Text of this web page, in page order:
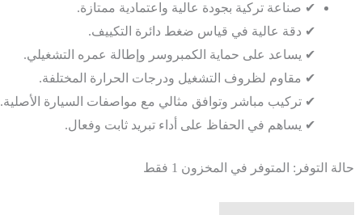
✔ صناعة تركية بجودة عالية واعتمادية ممتازة.
✔ دقة عالية في قياس ضغط دائرة التكييف.
✔ يساعد على حماية الكمبروسر وإطالة عمره التشغيلي.
✔ مقاوم لظروف التشغيل ودرجات الحرارة المختلفة.
✔ تركيب مباشر وتوافق مثالي مع مواصفات السيارة الأصلية.
✔ يساهم في الحفاظ على أداء تبريد ثابت وفعال.
حالة التوفر: المتوفر في المخزون 1 فقط